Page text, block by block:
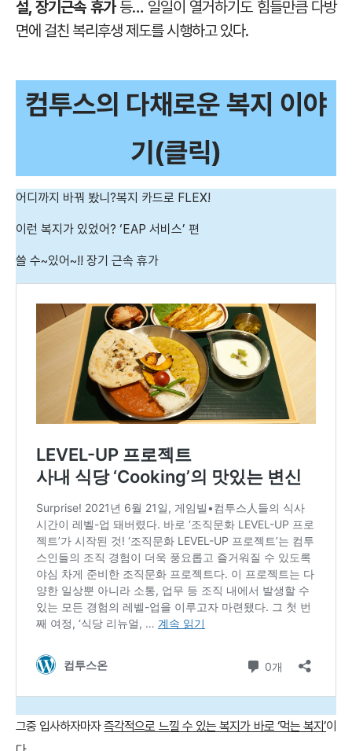
설, 장기근속 휴가등… 일일이 열거하기도 힘들만큼 다방
면에 걸친 복리후생 제도를 시행하고 있다.
컴투스의 다채로운 복지 이야
기(클릭)
어디까지 바꿔 봤니?복지 카드로 FLEX!
이런 복지가 있었어? ‘EAP 서비스’ 편
쓸 수~있어~!! 장기 근속 휴가
그중 입사하자마자즉각적으로 느낄 수 있는 복지가 바로 ‘먹는 복지’이